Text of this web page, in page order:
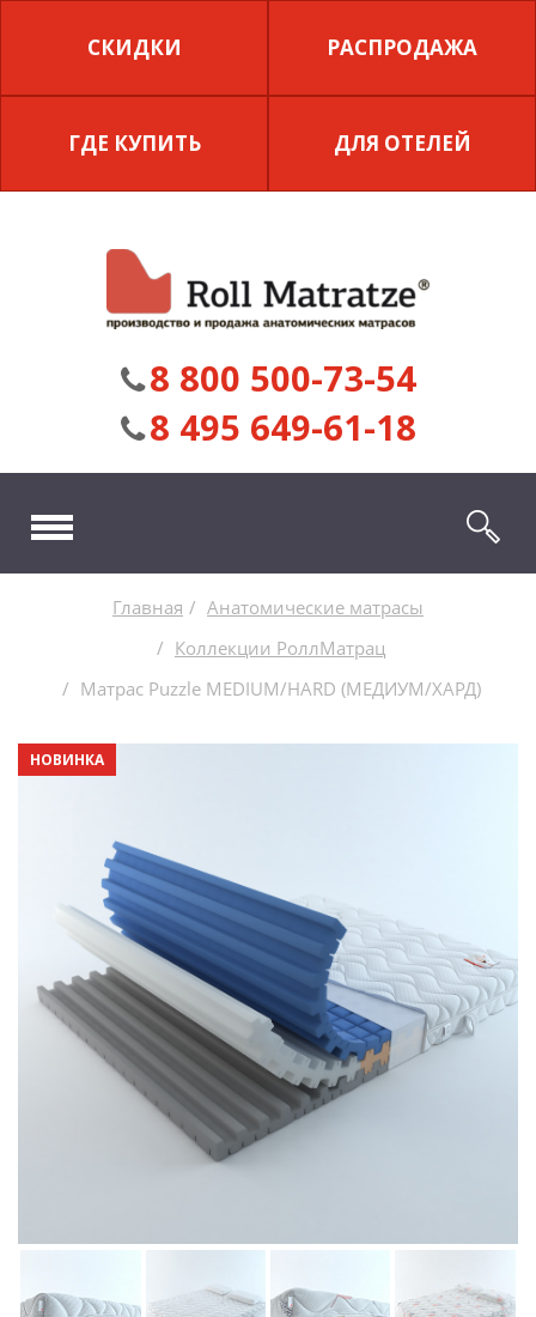
СКИДКИ РАСПРОДАЖА
ГДЕ КУПИТЬ ДЛЯ ОТЕЛЕЙ
8 800 500-73-54
8 495 649-61-18
Главная
Анатомические матрасы
Коллекции РоллМатрац
Матрас Puzzle MEDIUM/HARD (МЕДИУМ/ХАРД)
НОВИНКА